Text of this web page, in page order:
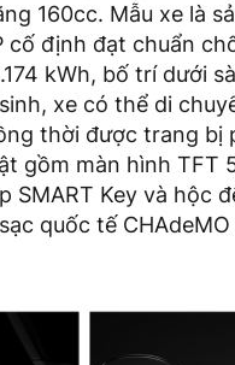
160cc. Mẫu xe là
cố định đạt chuẩn
kWh, bố trí dưới
xe có thể di
thời được trang bị
gồm màn hình TFT
SMART Key và hộc
quốc tế